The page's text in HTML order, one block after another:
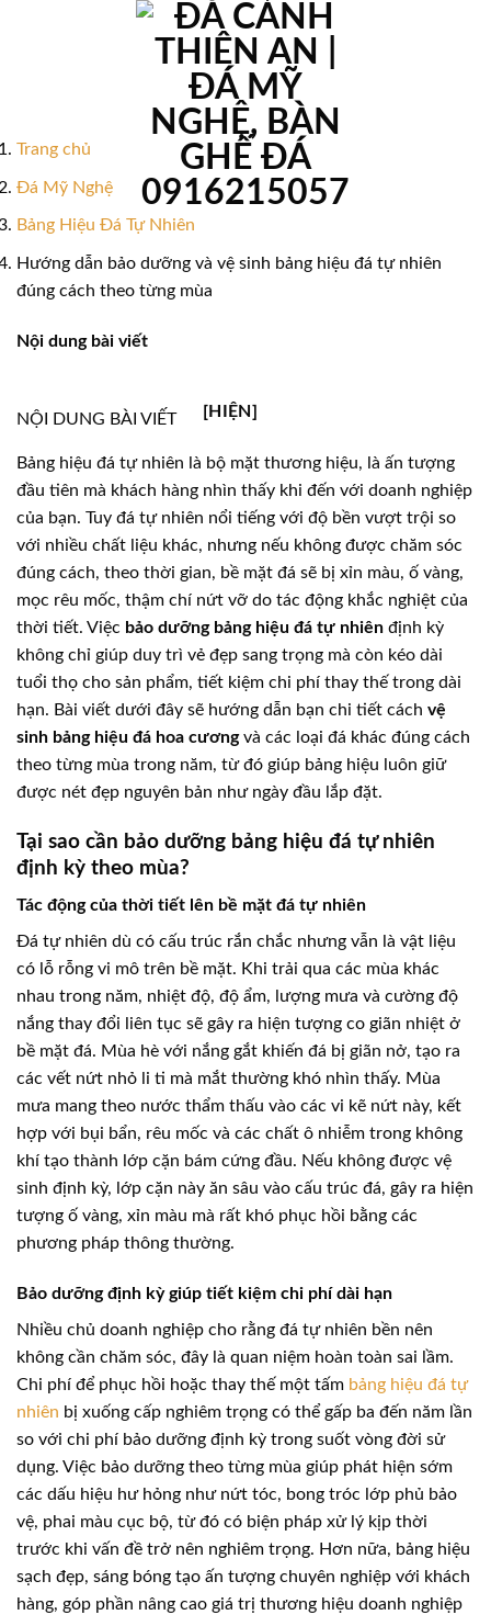
Trang chủ
Đá Mỹ Nghệ
Bảng Hiệu Đá Tự Nhiên
Hướng dẫn bảo dưỡng và vệ sinh bảng hiệu đá tự nhiên
đúng cách theo từng mùa
Nội dung bài viết
NỘI DUNG BÀI VIẾT [HIỆN]
Bảng hiệu đá tự nhiên là bộ mặt thương hiệu, là ấn tượng
đầu tiên mà khách hàng nhìn thấy khi đến với doanh nghiệp
của bạn. Tuy đá tự nhiên nổi tiếng với độ bền vượt trội so
với nhiều chất liệu khác, nhưng nếu không được chăm sóc
đúng cách, theo thời gian, bề mặt đá sẽ bị xỉn màu, ố vàng,
mọc rêu mốc, thậm chí nứt vỡ do tác động khắc nghiệt của
thời tiết. Việc bảo dưỡng bảng hiệu đá tự nhiên định kỳ
không chỉ giúp duy trì vẻ đẹp sang trọng mà còn kéo dài
tuổi thọ cho sản phẩm, tiết kiệm chi phí thay thế trong dài
hạn. Bài viết dưới đây sẽ hướng dẫn bạn chi tiết cách vệ
sinh bảng hiệu đá hoa cươngvà các loại đá khác đúng cách
theo từng mùa trong năm, từ đó giúp bảng hiệu luôn giữ
được nét đẹp nguyên bản như ngày đầu lắp đặt.
Tại sao cần bảo dưỡng bảng hiệu đá tự nhiên
định kỳ theo mùa?
Tác động của thời tiết lên bề mặt đá tự nhiên
Đá tự nhiên dù có cấu trúc rắn chắc nhưng vẫn là vật liệu
có lỗ rỗng vi mô trên bề mặt. Khi trải qua các mùa khác
nhau trong năm, nhiệt độ, độ ẩm, lượng mưa và cường độ
nắng thay đổi liên tục sẽ gây ra hiện tượng co giãn nhiệt ở
bề mặt đá. Mùa hè với nắng gắt khiến đá bị giãn nở, tạo ra
các vết nứt nhỏ li ti mà mắt thường khó nhìn thấy. Mùa
mưa mang theo nước thẩm thấu vào các vi kẽ nứt này, kết
hợp với bụi bẩn, rêu mốc và các chất ô nhiễm trong không
khí tạo thành lớp cặn bám cứng đầu. Nếu không được vệ
sinh định kỳ, lớp cặn này ăn sâu vào cấu trúc đá, gây ra hiện
tượng ố vàng, xỉn màu mà rất khó phục hồi bằng các
phương pháp thông thường.
Bảo dưỡng định kỳ giúp tiết kiệm chi phí dài hạn
Nhiều chủ doanh nghiệp cho rằng đá tự nhiên bền nên
không cần chăm sóc, đây là quan niệm hoàn toàn sai lầm.
Chi phí để phục hồi hoặc thay thế một tấm bảng hiệu đá tự
nhiên bị xuống cấp nghiêm trọng có thể gấp ba đến năm lần
so với chi phí bảo dưỡng định kỳ trong suốt vòng đời sử
dụng. Việc bảo dưỡng theo từng mùa giúp phát hiện sớm
các dấu hiệu hư hỏng như nứt tóc, bong tróc lớp phủ bảo
vệ, phai màu cục bộ, từ đó có biện pháp xử lý kịp thời
trước khi vấn đề trở nên nghiêm trọng. Hơn nữa, bảng hiệu
sạch đẹp, sáng bóng tạo ấn tượng chuyên nghiệp với khách
hàng, góp phần nâng cao giá trị thương hiệu doanh nghiệp